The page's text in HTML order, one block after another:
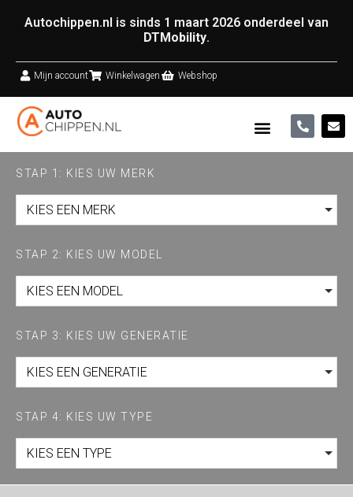
Autochippen.nl is sinds 1 maart 2026 onderdeel van
DTMobility.
Mijn account Winkelwagen Webshop
STAP 1: KIES UW MERK
KIES EEN MERK
STAP 2: KIES UW MODEL
KIES EEN MODEL
STAP 3: KIES UW GENERATIE
KIES EEN GENERATIE
STAP 4: KIES UW TYPE
KIES EEN TYPE